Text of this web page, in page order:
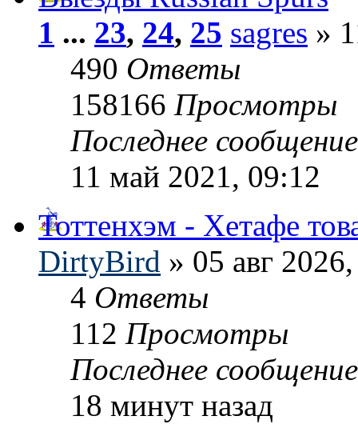
1 ... 23, 24, 25 sagres »
490 Ответы
158166 Просмотры
Последнее
11 май 2021, 09:12
Тоттенхэм - Хетафе
DirtyBird » 05 авг
4 Ответы
112 Просмотры
Последнее
18 минут назад